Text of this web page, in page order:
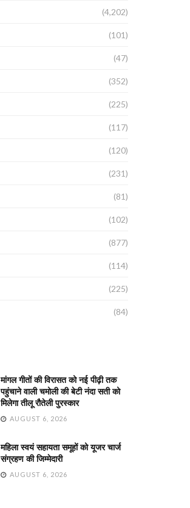
(4,202)
(101)
(47)
(352)
(225)
(117)
(120)
(231)
(81)
(102)
(877)
(114)
(225)
(84)
मांगल गीतों की विरासत को नई पीढ़ी तक
पहुंचाने वाली चमोली की बेटी नंदा सती को
मिलेगा तीलू रौतेली पुरस्कार
AUGUST 6, 2026
महिला स्वयं सहायता समूहों को यूजर चार्ज
संग्रहण की जिम्मेदारी
AUGUST 6, 2026